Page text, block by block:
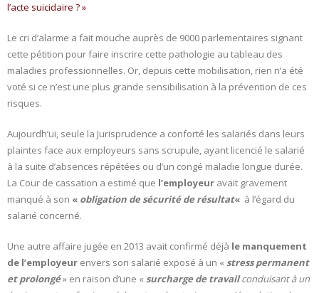
COACHING et CONSULTING
- Coaching
BLOG
CONTACT
l’acte suicidaire ? »
Le cri d’alarme a fait mouche auprès de 9000 parlementaires signant
cette pétition pour faire inscrire cette pathologie au tableau des
maladies professionnelles. Or, depuis cette mobilisation, rien n’a été
voté si ce n’est une plus grande sensibilisation à la prévention de ces
risques.
Aujourdh’ui, seule la Jurisprudence a conforté les salariés dans leurs
plaintes face aux employeurs sans scrupule, ayant licencié le salarié
à la suite d’absences répétées ou d’un congé maladie longue durée.
La Cour de cassation a estimé que l’employeur avait gravement
manqué à son « obligation de sécurité de résultat« à l’égard du
salarié concerné.
Une autre affaire jugée en 2013 avait confirmé déjà le manquement
de l’employeur envers son salarié exposé à un « stress permanent
et prolongé» en raison d’une « surcharge de travail conduisant à un